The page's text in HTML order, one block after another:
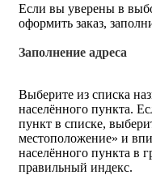
Если вы уверены в
оформить заказ,
Заполнение адреса
Выберите из списка
населённого пункта.
пункт в списке,
местоположение» и
населённого пункта в
правильный индекс.